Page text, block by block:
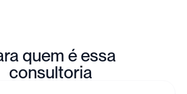
quem é essa
consultoria